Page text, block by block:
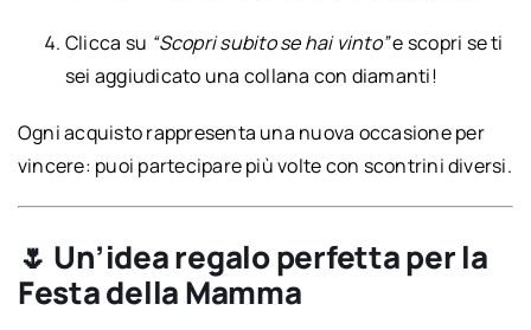
Clicca su “Scopri subito se hai vinto”e scopri se ti
sei aggiudicato una collana con diamanti!
Ogni acquisto rappresenta una nuova occasione per
vincere: puoi partecipare più volte con scontrini diversi.
🌷 Un’idea regalo perfetta per la
Festa della Mamma